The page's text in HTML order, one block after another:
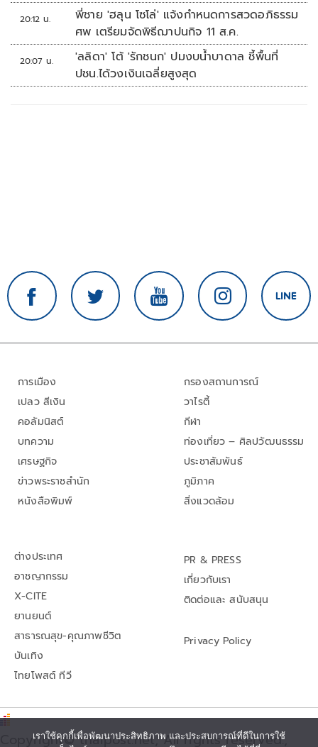
20:12 น.
พี่ชาย 'ฮลุน โซโล่' แจ้งกำหนดการสวดอภิธรรม
ศพ เตรียมจัดพิธีฌาปนกิจ 11 ส.ค.
20:07 น.
'ลลิดา' โต้ 'รักชนก' ปมงบน้ำบาดาล ชี้พื้นที่
ปชน.ได้วงเงินเฉลี่ยสูงสุด
การเมือง
เปลว สีเงิน
คอลัมนิสต์
บทความ
เศรษฐกิจ
ข่าวพระราชสำนัก
หนังสือพิมพ์
กรองสถานการณ์
วาไรตี้
กีฬา
ท่องเที่ยว – ศิลปวัฒนธรรม
ประชาสัมพันธ์
ภูมิภาค
สิ่งแวดล้อม
ต่างประเทศ
อาชญากรรม
X-CITE
ยานยนต์
สาธารณสุข-คุณภาพชีวิต
บันเทิง
ไทยโพสต์ ทีวี
PR & PRESS
เกี่ยวกับเรา
ติดต่อและ สนับสนุน
Privacy Policy
Copyright© thaipost.net, All rights reserved.,
เราใช้คุกกี้เพื่อพัฒนาประสิทธิภาพ และประสบการณ์ที่ดีในการใช้